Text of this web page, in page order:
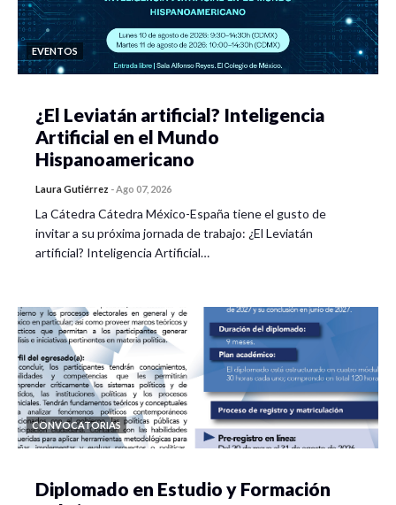
EVENTOS
¿El Leviatán artificial? Inteligencia
Artificial en el Mundo
Hispanoamericano
Laura Gutiérrez -Ago 07, 2026
La Cátedra Cátedra México-España tiene el gusto de
invitar a su próxima jornada de trabajo: ¿El Leviatán
artificial? Inteligencia Artificial…
CONVOCATORIAS
Diplomado en Estudio y Formación